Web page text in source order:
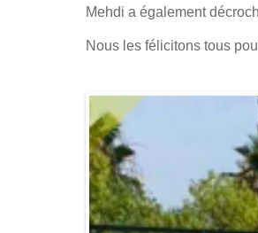
Mehdi a également
Nous les félicitons tous